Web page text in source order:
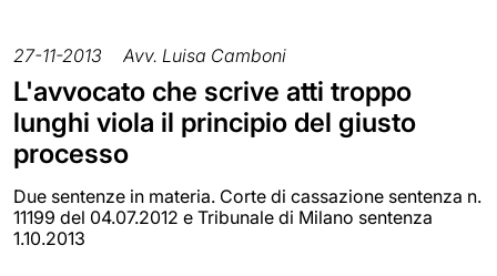
27-11-2013 Avv. Luisa Camboni
L'avvocato che scrive atti troppo
lunghi viola il principio del giusto
processo
Due sentenze in materia. Corte di cassazione sentenza n.
11199 del 04.07.2012 e Tribunale di Milano sentenza
1.10.2013